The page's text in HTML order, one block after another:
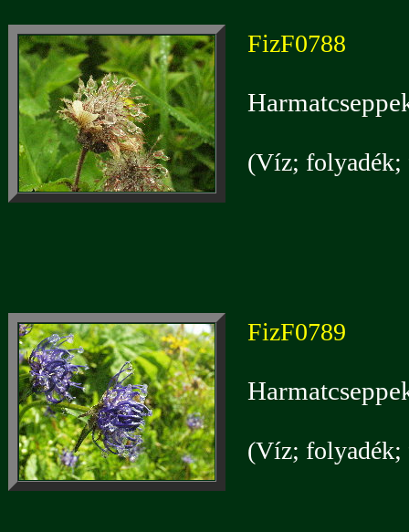
FizF0788
(Víz; folyadék;
FizF0789
(Víz; folyadék;